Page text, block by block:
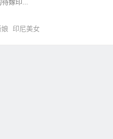
嫁印...
印尼美女